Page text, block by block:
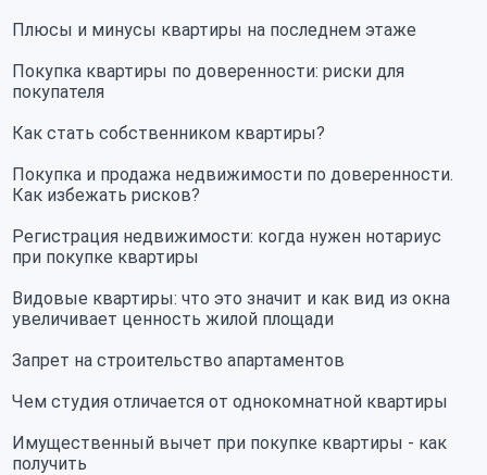
Плюсы и минусы квартиры на последнем этаже
Покупка квартиры по доверенности: риски для
покупателя
Как стать собственником квартиры?
Покупка и продажа недвижимости по доверенности.
Как избежать рисков?
Регистрация недвижимости: когда нужен нотариус
при покупке квартиры
Видовые квартиры: что это значит и как вид из окна
увеличивает ценность жилой площади
Запрет на строительство апартаментов
Чем студия отличается от однокомнатной квартиры
Имущественный вычет при покупке квартиры - как
получить